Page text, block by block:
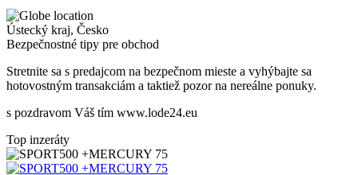
Ústecký kraj, Česko
Bezpečnostné tipy pre obchod
Stretnite sa s predajcom na bezpečnom mieste a vyhýbajte sa
hotovostným transakciám a taktiež pozor na nereálne ponuky.
s pozdravom Váš tím www.lode24.eu
Top inzeráty